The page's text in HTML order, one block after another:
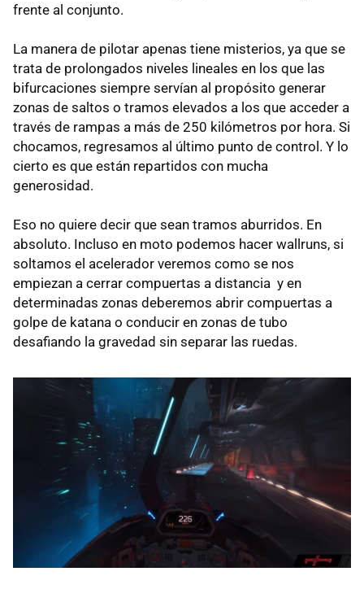
frente al conjunto.
La manera de pilotar apenas tiene misterios, ya que se
trata de prolongados niveles lineales en los que las
bifurcaciones siempre servían al propósito generar
zonas de saltos o tramos elevados a los que acceder a
través de rampas a más de 250 kilómetros por hora. Si
chocamos, regresamos al último punto de control. Y lo
cierto es que están repartidos con mucha
generosidad.
Eso no quiere decir que sean tramos aburridos. En
absoluto. Incluso en moto podemos hacer wallruns, si
soltamos el acelerador veremos como se nos
empiezan a cerrar compuertas a distancia y en
determinadas zonas deberemos abrir compuertas a
golpe de katana o conducir en zonas de tubo
desafiando la gravedad sin separar las ruedas.